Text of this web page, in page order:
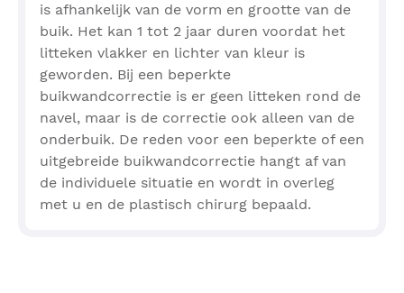
is afhankelijk van de vorm en grootte van de
buik. Het kan 1 tot 2 jaar duren voordat het
litteken vlakker en lichter van kleur is
geworden. Bij een beperkte
buikwandcorrectie is er geen litteken rond de
navel, maar is de correctie ook alleen van de
onderbuik. De reden voor een beperkte of een
uitgebreide buikwandcorrectie hangt af van
de individuele situatie en wordt in overleg
met u en de plastisch chirurg bepaald.